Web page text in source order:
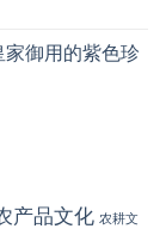
御用的紫色珍
产品文化 农耕文